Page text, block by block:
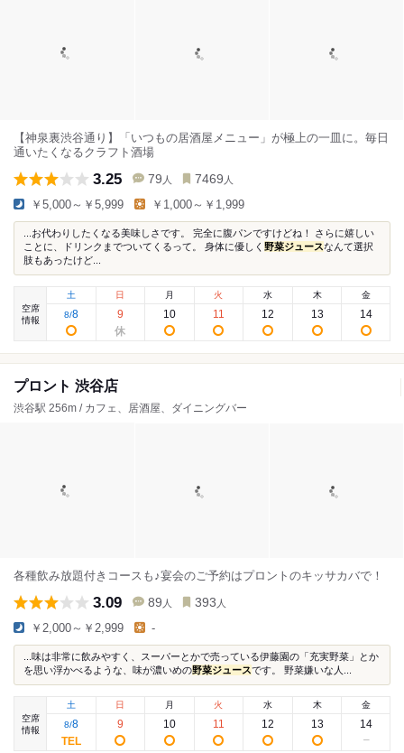
【神泉裏渋谷通り】「いつもの居酒屋メニュー」が極上の一皿に。毎日
通いたくなるクラフト酒場
3.25 79 人 7469 人
￥5,000～￥5,999 ￥1,000～￥1,999
...お代わりしたくなる美味しさです。 完全に腹パンですけどね！ さらに嬉しい
ことに、ドリンクまでついてくるって。 身体に優しく 野菜ジュースなんて選択
肢もあったけど...
空席
情報
土
8/8
日
9
月
10
火
11
水
12
木
13
金
14
プロント 渋谷店
渋谷駅 256m / カフェ、居酒屋、ダイニングバー
各種飲み放題付きコースも♪宴会のご予約はプロントのキッサカバで！
3.09 89 人 393 人
￥2,000～￥2,999 -
...味は非常に飲みやすく、スーパーとかで売っている伊藤園の「充実野菜」とか
を思い浮かべるような、味が濃いめの野菜ジュースです。 野菜嫌いな人...
空席
情報
土
8/8
日
9
月
10
火
11
水
12
木
13
金
14